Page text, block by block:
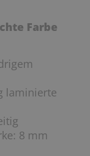
Farbe
laminierte
8 mm